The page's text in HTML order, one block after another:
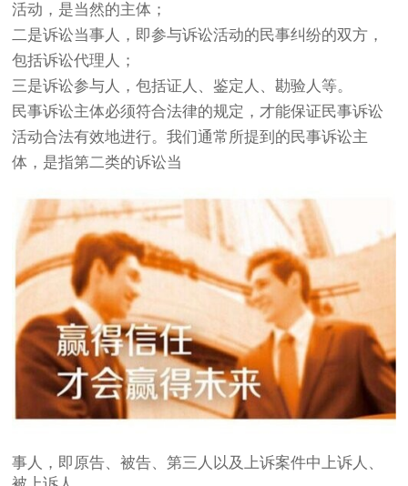
活动，是当然的主体；
二是诉讼当事人，即参与诉讼活动的民事纠纷的双方，
包括诉讼代理人；
三是诉讼参与人，包括证人、鉴定人、勘验人等。
民事诉讼主体必须符合法律的规定，才能保证民事诉讼
活动合法有效地进行。我们通常所提到的民事诉讼主
体，是指第二类的诉讼当
事人，即原告、被告、第三人以及上诉案件中上诉人、